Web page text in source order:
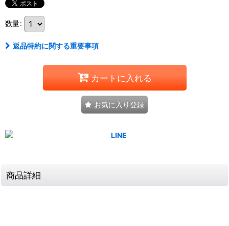
数量:
返品特約に関する重要事項
カートに入れる
お気に入り登録
商品詳細